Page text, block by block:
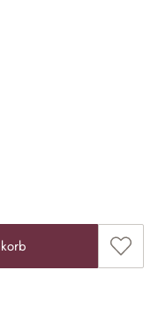
Wert ein oder
Zum